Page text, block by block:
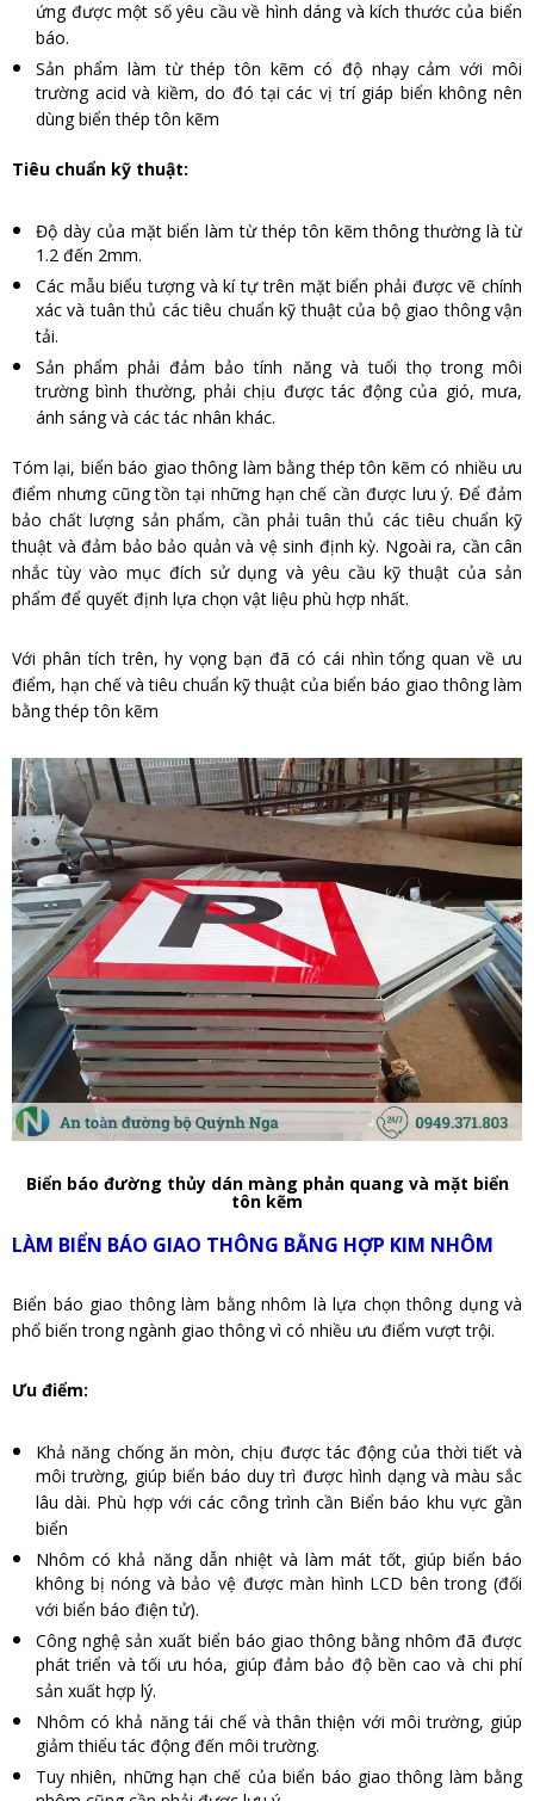
ứng được một số yêu cầu về hình dáng và kích thước của biển
báo.
Sản phẩm làm từ thép tôn kẽm có độ nhạy cảm với môi
trường acid và kiềm, do đó tại các vị trí giáp biển không nên
dùng biển thép tôn kẽm
Tiêu chuẩn kỹ thuật:
Độ dày của mặt biển làm từ thép tôn kẽm thông thường là từ
1.2 đến 2mm.
Các mẫu biểu tượng và kí tự trên mặt biển phải được vẽ chính
xác và tuân thủ các tiêu chuẩn kỹ thuật của bộ giao thông vận
tải.
Sản phẩm phải đảm bảo tính năng và tuổi thọ trong môi
trường bình thường, phải chịu được tác động của gió, mưa,
ánh sáng và các tác nhân khác.
Tóm lại, biển báo giao thông làm bằng thép tôn kẽm có nhiều ưu
điểm nhưng cũng tồn tại những hạn chế cần được lưu ý. Để đảm
bảo chất lượng sản phẩm, cần phải tuân thủ các tiêu chuẩn kỹ
thuật và đảm bảo bảo quản và vệ sinh định kỳ. Ngoài ra, cần cân
nhắc tùy vào mục đích sử dụng và yêu cầu kỹ thuật của sản
phẩm để quyết định lựa chọn vật liệu phù hợp nhất.
Với phân tích trên, hy vọng bạn đã có cái nhìn tổng quan về ưu
điểm, hạn chế và tiêu chuẩn kỹ thuật của biển báo giao thông làm
bằng thép tôn kẽm
Biển báo đường thủy dán màng phản quang và mặt biển
tôn kẽm
LÀM BIỂN BÁO GIAO THÔNG BẰNG HỢP KIM NHÔM
Biển báo giao thông làm bằng nhôm là lựa chọn thông dụng và
phổ biến trong ngành giao thông vì có nhiều ưu điểm vượt trội.
Ưu điểm:
Khả năng chống ăn mòn, chịu được tác động của thời tiết và
môi trường, giúp biển báo duy trì được hình dạng và màu sắc
lâu dài. Phù hợp với các công trình cần Biển báo khu vực gần
biển
Nhôm có khả năng dẫn nhiệt và làm mát tốt, giúp biển báo
không bị nóng và bảo vệ được màn hình LCD bên trong (đối
với biển báo điện tử).
Công nghệ sản xuất biển báo giao thông bằng nhôm đã được
phát triển và tối ưu hóa, giúp đảm bảo độ bền cao và chi phí
sản xuất hợp lý.
Nhôm có khả năng tái chế và thân thiện với môi trường, giúp
giảm thiểu tác động đến môi trường.
Tuy nhiên, những hạn chế của biển báo giao thông làm bằng